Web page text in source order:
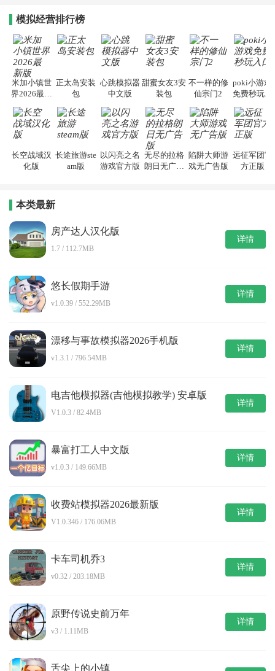
模拟经营排行榜
米加小镇世
界2026最新
正太岛安装
包
心跳模拟器
中文版
甜蜜女友3安
装包
不一样的修
仙宗门2
poki小游戏
免费秒玩入
长空战域汉
化版
长途旅游ste
am版
以闪亮之名
游戏官方版
无尽的拉格
朗日无广告
陷阱大师游
戏无广告版
远征军团官
方正版
本类最新
房产达人汉化版
1.7 / 112.7MB
详情
悠长假期手游
v1.0.39 / 552.29MB
详情
漂移与事故模拟器2026手机版
v1.3.1 / 796.54MB
详情
电吉他模拟器(吉他模拟教学) 安卓版
V1.0.3 / 82.4MB
详情
暴富打工人中文版
v1.0.3 / 149.66MB
详情
收费站模拟器2026最新版
V1.0.346 / 176.06MB
详情
卡车司机乔3
v0.32 / 203.18MB
详情
原野传说史前万年
v3 / 1.11MB
详情
舌尖上的小镇